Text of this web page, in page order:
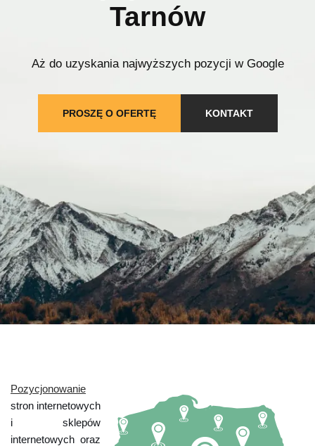
Tarnów
Aż do uzyskania najwyższych pozycji w Google
PROSZĘ O OFERTĘ KONTAKT
Pozycjonowanie
stron internetowych
i sklepów
internetowych oraz